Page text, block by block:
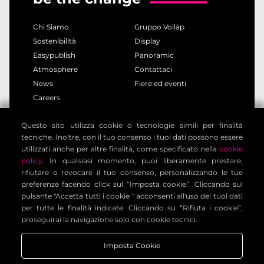
adeguate garanzie contrattuali.
6. Diritti dell’interessato
Può esercitare i diritti previsti dagli artt. 15-21 del
accesso, rettifica, cancellazione, limitazione;
momento;
reclamo al Garante per la protezione dei dati personali;
Per esercitare i diritti: dpo.voilap@amicadpo.eu
7. Dati personali dei minori
I servizi non sono destinati a minori di 14 anni. In caso
di trasmissione involontaria di dati da minori, questi
saranno eliminati immediatamente.
Chi Siamo
Gruppo Voilàp
Sostenibilità
Display
Easypublish
Panoramic
Atmosphere
Contattaci
News
Fiere ed eventi
Careers
privacy policy
cookie policy
note legali
informativa clienti
informativa contatti
condizioni generali
impostazione cookies
Voilàp Digital S.r.l. - Via Archimede, 10 - 41019 Limidi di
Soliera (MO) - ITALY - C.F - P.IVA 03556220360
Questo sito utilizza cookie o tecnologie simili per finalità
tecniche. Inoltre, con il tuo consenso i tuoi dati possono essere
utilizzati anche per altre finalità, come specificato nella cookie
policy. In qualsiasi momento, puoi liberamente prestare,
rifiutare o revocare il tuo consenso, personalizzando le tue
preferenze facendo click sul “Imposta cookie”. Cliccando sul
pulsante "Accetta tutti i cookie " acconsenti all'uso dei tuoi dati
per tutte le finalità indicate. Cliccando su “Rifiuta i cookie”,
proseguirai la navigazione solo con cookie tecnici.
Imposta Cookie